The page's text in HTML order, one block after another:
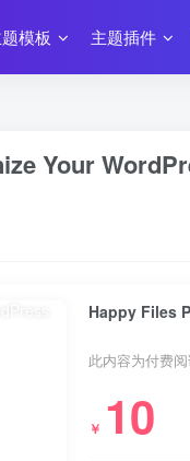
模板 主题插件
Your
Happy Files
此内容为付费
￥ 10